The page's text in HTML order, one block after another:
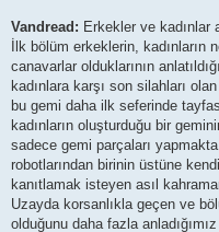
Vandread: Erkekler ve kadınlar
İlk bölüm erkeklerin,
canavarlar olduklarının
kadınlara karşı son silahları
bu gemi daha ilk seferinde
kadınların oluşturduğu bir
sadece gemi parçaları
robotlarından birinin üstüne kendi
kanıtlamak isteyen asıl
Uzayda korsanlıkla geçen ve
olduğunu daha fazla